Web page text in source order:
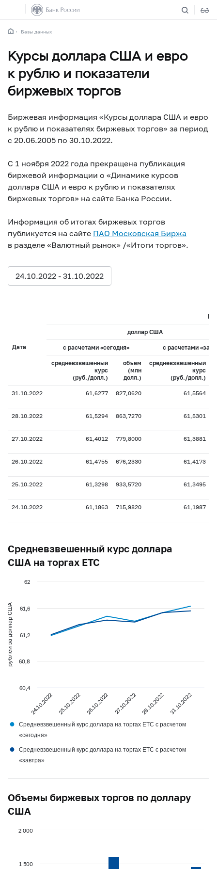
Базы данных
Курсы доллара США и евро
к рублю и показатели
биржевых торгов
Биржевая информация «Курсы доллара США и евро
к рублю и показателях биржевых торгов» за период
с 20.06.2005 по 30.10.2022.
С 1 ноября 2022 года прекращена публикация
биржевой информации о «Динамике курсов
доллара США и евро к рублю и показателях
биржевых торгов» на сайте Банка России.
Информация об итогах биржевых торгов
публикуется на сайте ПАО Московская Биржа
в разделе «Валютный рынок» /«Итоги торгов».
24.10.2022 - 31.10.2022
Дата
доллар США
с расчетами «сегодня» с расчетами
средневзвешенный
курс
(руб./долл.)
объем
(млн
долл.)
средневзвешенный
курс
(руб./долл.)
31.10.2022 61,6277 827,0620
61,5564
28.10.2022 61,5294 863,7270
61,5301
27.10.2022 61,4012 779,8000
61,3881
26.10.2022 61,4755 676,2330
61,4173
25.10.2022 61,3298 933,5720
61,3495
24.10.2022 61,1863 715,9820
61,1987
Средневзвешенный курс доллара
США на торгах ЕТС
рублей за доллар США
24.10.2022 25.10.2022 26.10.2022 27.10.2022 28.10.2022 31.10.2022
60,4
60,8
61,2
61,6
62
●
Средневзвешенный курс доллара на торгах ETC с расчетом
«сегодня»
●
Средневзвешенный курс доллара на торгах ETC с расчетом
«завтра»
Объемы биржевых торгов по доллару
США
1 500
2 000